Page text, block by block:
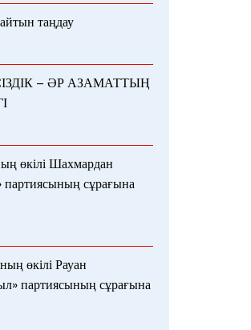
таңдау
– ӘР АЗАМАТТЫҢ
өкілі Шахмардан
партиясының сұрағына
өкілі Рауан
партиясының сұрағына